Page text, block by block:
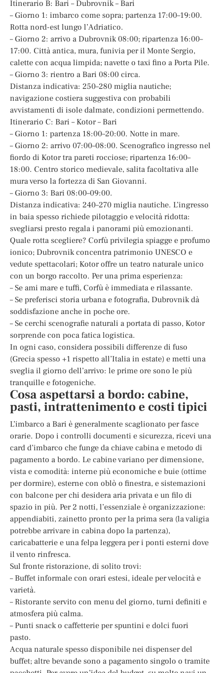
Itinerario B: Bari – Dubrovnik – Bari
– Giorno 1: imbarco come sopra; partenza 17:00–19:00.
Rotta nord-est lungo l’Adriatico.
– Giorno 2: arrivo a Dubrovnik 08:00; ripartenza 16:00–
17:00. Città antica, mura, funivia per il Monte Sergio,
calette con acqua limpida; navette o taxi fino a Porta Pile.
– Giorno 3: rientro a Bari 08:00 circa.
Distanza indicativa: 250–280 miglia nautiche;
navigazione costiera suggestiva con probabili
avvistamenti di isole dalmate, condizioni permettendo.
Itinerario C: Bari – Kotor – Bari
– Giorno 1: partenza 18:00–20:00. Notte in mare.
– Giorno 2: arrivo 07:00–08:00. Scenografico ingresso nel
fiordo di Kotor tra pareti rocciose; ripartenza 16:00–
18:00. Centro storico medievale, salita facoltativa alle
mura verso la fortezza di San Giovanni.
– Giorno 3: Bari 08:00–09:00.
Distanza indicativa: 240–270 miglia nautiche. L’ingresso
in baia spesso richiede pilotaggio e velocità ridotta:
svegliarsi presto regala i panorami più emozionanti.
Quale rotta scegliere? Corfù privilegia spiagge e profumo
ionico; Dubrovnik concentra patrimonio UNESCO e
vedute spettacolari; Kotor offre un teatro naturale unico
con un borgo raccolto. Per una prima esperienza:
– Se ami mare e tuffi, Corfù è immediata e rilassante.
– Se preferisci storia urbana e fotografia, Dubrovnik dà
soddisfazione anche in poche ore.
– Se cerchi scenografie naturali a portata di passo, Kotor
sorprende con poca fatica logistica.
In ogni caso, considera possibili differenze di fuso
(Grecia spesso +1 rispetto all’Italia in estate) e metti una
sveglia il giorno dell’arrivo: le prime ore sono le più
tranquille e fotogeniche.
Cosa aspettarsi a bordo: cabine,
pasti, intrattenimento e costi tipici
L’imbarco a Bari è generalmente scaglionato per fasce
orarie. Dopo i controlli documenti e sicurezza, ricevi una
card d’imbarco che funge da chiave cabina e metodo di
pagamento a bordo. Le cabine variano per dimensione,
vista e comodità: interne più economiche e buie (ottime
per dormire), esterne con oblò o finestra, e sistemazioni
con balcone per chi desidera aria privata e un filo di
spazio in più. Per 2 notti, l’essenziale è organizzazione:
appendiabiti, zainetto pronto per la prima sera (la valigia
potrebbe arrivare in cabina dopo la partenza),
caricabatterie e una felpa leggera per i ponti esterni dove
il vento rinfresca.
Sul fronte ristorazione, di solito trovi:
– Buffet informale con orari estesi, ideale per velocità e
varietà.
– Ristorante servito con menu del giorno, turni definiti e
atmosfera più calma.
– Punti snack o caffetterie per spuntini e dolci fuori
pasto.
Acqua naturale spesso disponibile nei dispenser del
buffet; altre bevande sono a pagamento singolo o tramite